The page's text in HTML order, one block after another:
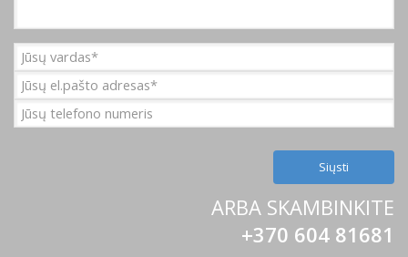
ARBA SKAMBINKITE
+370 604 81681